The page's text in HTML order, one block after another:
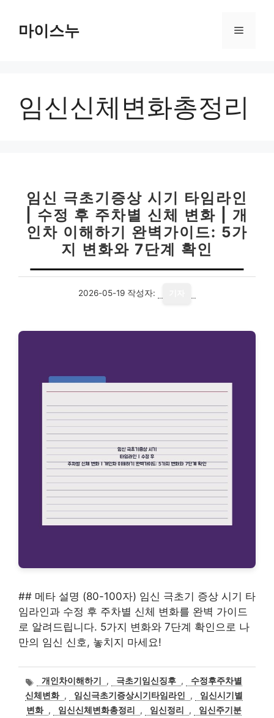
마이스누 메
임신신체변화총정리
임신 극초기증상 시기 타임라인
| 수정 후 주차별 신체 변화 | 개
인차 이해하기 완벽가이드: 5가
지 변화와 7단계 확인
2026-05-19 작성자:
## 메타 설명 (80-100자) 임신 극초기 증상 시기 타
임라인과 수정 후 주차별 신체 변화를 완벽 가이드
로 알려드립니다. 5가지 변화와 7단계 확인으로 나
만의 임신 신호, 놓치지 마세요!
태
그
개인차이해하기 , 극초기임신징후 ,
수정후주차별
신체변화 , 임신극초기증상시기타임라인 ,
임신시기별
변화 , 임신신체변화총정리 , 임신정리 ,
임신주기분